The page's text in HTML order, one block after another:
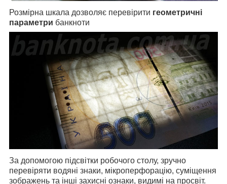
Розмірна шкала дозволяє перевірити геометричні
параметри банкноти
За допомогою підсвітки робочого столу, зручно
перевіряти водяні знаки, мікроперфорацію, суміщення
зображень та інші захисні ознаки, видимі на просвіт.